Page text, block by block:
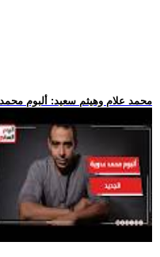
.. محمد علام وهيثم سعيد: ألبوم